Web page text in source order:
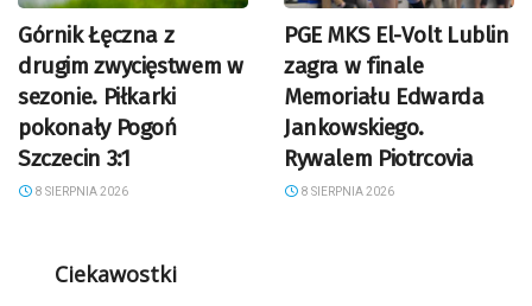
Górnik Łęczna z
drugim zwycięstwem w
sezonie. Piłkarki
pokonały Pogoń
Szczecin 3:1
8 SIERPNIA 2026
PGE MKS El-Volt Lublin
zagra w finale
Memoriału Edwarda
Jankowskiego.
Rywalem Piotrcovia
8 SIERPNIA 2026
Ciekawostki